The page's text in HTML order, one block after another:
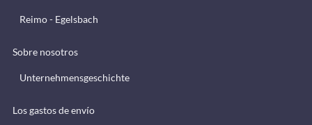
Reimo - Egelsbach
Sobre nosotros
Unternehmensgeschichte
Los gastos de envío